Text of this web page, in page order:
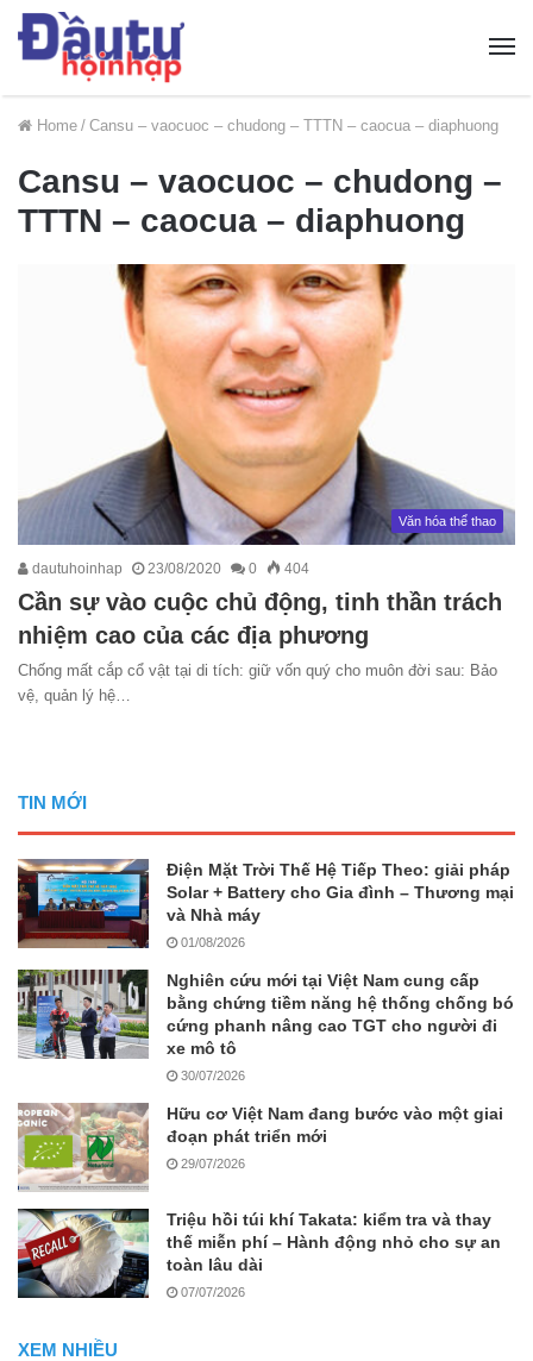
Home / Cansu – vaocuoc – chudong – TTTN – caocua – diaphuong
Cansu – vaocuoc – chudong –
TTTN – caocua – diaphuong
Văn hóa thể thao
dautuhoinhap 23/08/2020 0 404
Cần sự vào cuộc chủ động, tinh thần trách
nhiệm cao của các địa phương
Chống mất cắp cổ vật tại di tích: giữ vốn quý cho muôn đời sau: Bảo
vệ, quản lý hệ…
TIN MỚI
Điện Mặt Trời Thế Hệ Tiếp Theo: giải pháp
Solar + Battery cho Gia đình – Thương mại
và Nhà máy
01/08/2026
Nghiên cứu mới tại Việt Nam cung cấp
bằng chứng tiềm năng hệ thống chống bó
cứng phanh nâng cao TGT cho người đi
xe mô tô
30/07/2026
Hữu cơ Việt Nam đang bước vào một giai
đoạn phát triển mới
29/07/2026
Triệu hồi túi khí Takata: kiểm tra và thay
thế miễn phí – Hành động nhỏ cho sự an
toàn lâu dài
07/07/2026
XEM NHIỀU